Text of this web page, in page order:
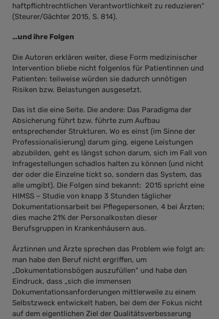
haftpflichtrechtlichen Verantwortlichkeit zu reduzieren“
(Steurer/Gächter 2015, S. 814).
…und ihre Folgen
Die Autoren erklären weiter, diese Form medizinischer
Intervention bliebe nicht folgenlos für Patientinnen und
Patienten: teilweise würden sie dadurch unnötigen
Risiken bzw. Belastungen ausgesetzt.
Das ist die eine Seite. Die andere: Das Paradigma der
Absicherung führt bzw. führte zum Aufbau
entsprechender Strukturen. Wo es einst (im Sinne der
Professionalisierung) darum ging, eigene Leistungen
abzubilden, geht es längst schon darum, sich im Fall von
Infragestellungen schadlos halten zu können (und nicht
der oder die Einzelne tickt so, sondern das System, das
alle umgibt). Die Folgen sind bekannt: 2015 spricht eine
HIMSS – Studie von knapp 3 Stunden täglicher
Dokumentationsarbeit bei Pflegepersonen, 4 bei Ärzten;
dies mache 21% der Personalkosten dieser
Berufsgruppen in Krankenhäusern aus.
Ärztinnen und Ärzte sprechen das Problem wie folgt an:
man habe den Beruf nicht ergriffen, um
„Dokumentationsbögen auszufüllen“ und habe den
Eindruck, dass „sich die immensen
Dokumentationsanforderungen mittlerweile zu einem
Selbstzweck entwickelt haben, bei dem der Fokus nicht
auf dem eigentlichen Ziel der Qualitätsverbesserung